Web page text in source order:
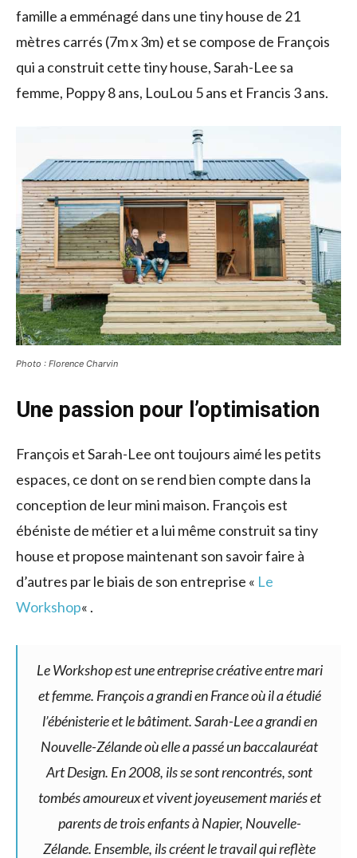
famille a emménagé dans une tiny house de 21
mètres carrés (7m x 3m) et se compose de François
qui a construit cette tiny house, Sarah-Lee sa
femme, Poppy 8 ans, LouLou 5 ans et Francis 3 ans.
Photo : Florence Charvin
Une passion pour l’optimisation
François et Sarah-Lee ont toujours aimé les petits
espaces, ce dont on se rend bien compte dans la
conception de leur mini maison. François est
ébéniste de métier et a lui même construit sa tiny
house et propose maintenant son savoir faire à
d’autres par le biais de son entreprise « Le
Workshop« .
Le Workshop est une entreprise créative entre mari
et femme. François a grandi en France où il a étudié
l’ébénisterie et le bâtiment. Sarah-Lee a grandi en
Nouvelle-Zélande où elle a passé un baccalauréat
Art Design. En 2008, ils se sont rencontrés, sont
tombés amoureux et vivent joyeusement mariés et
parents de trois enfants à Napier, Nouvelle-
Zélande. Ensemble, ils créent le travail qui reflète